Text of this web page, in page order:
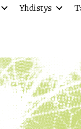
Yhdistys